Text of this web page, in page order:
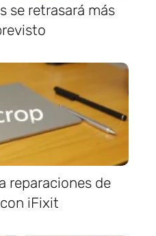
se retrasará más
reparaciones de
iFixit